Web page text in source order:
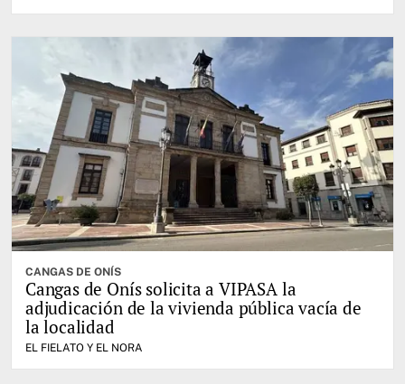
CANGAS DE ONÍS
Cangas de Onís solicita a VIPASA la
adjudicación de la vivienda pública vacía de
la localidad
EL FIELATO Y EL NORA